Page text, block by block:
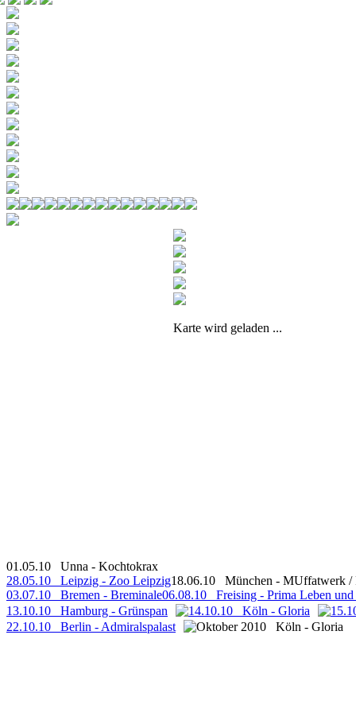
Karte wird geladen ...
01.05.10 Unna - Kochtokrax
28.05.10 Leipzig - Zoo Leipzig18.06.10 München - MUffatwerk
03.07.10 Bremen - Breminale06.08.10 Freising - Prima Leben und
13.10.10 Hamburg - Grünspan
14.10.10 Köln - Gloria
22.10.10 Berlin - Admiralspalast
Oktober 2010 Köln - Gloria